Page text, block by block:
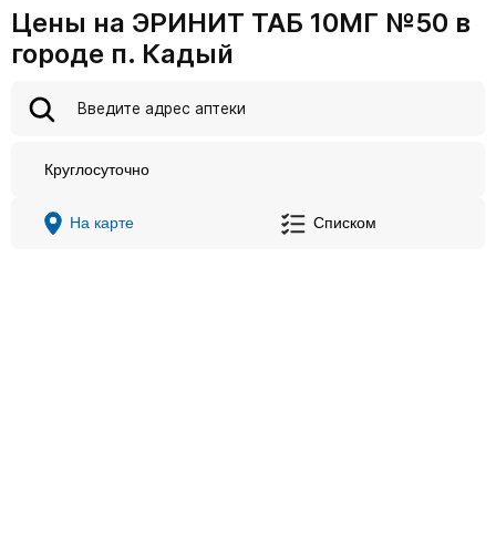
Цены на ЭРИНИТ ТАБ 10МГ №50 в
городе п. Кадый
Круглосуточно
На карте Списком